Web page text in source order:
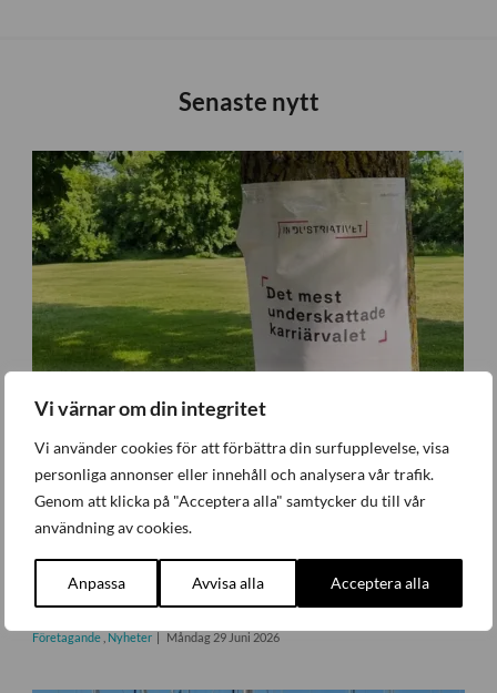
Vi värnar om din integritet
Vi använder cookies för att förbättra din surfupplevelse, visa
personliga annonser eller innehåll och analysera vår trafik.
Genom att klicka på "Acceptera alla" samtycker du till vår
användning av cookies.
Anpassa Avvisa alla Acceptera alla
Senaste nytt
Industriativet tog första steget i Almedalen
Företagande Nyheter Måndag 29 Juni 2026